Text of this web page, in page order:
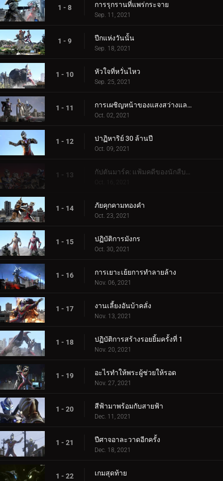
1 - 8 การรุกรานที่แพร่กระจาย
Sep. 11, 2021
1 - 9 ปีกแห่งวันนั้น
Sep. 18, 2021
1 - 10 หัวใจที่หวั่นไหว
Sep. 25, 2021
1 - 11 การเผชิญหน้าของแสงสว่างและความมืด
Oct. 02, 2021
1 - 12 ปาฏิหาริย์ 30 ล้านปี
Oct. 09, 2021
1 - 13
Oct. 16, 2021
1 - 14 ภัยคุกคามทองคำ
Oct. 23, 2021
1 - 15 ปฏิบัติการมังกร
Oct. 30, 2021
1 - 16 การเยาะเย้ยการทำลายล้าง
Nov. 06, 2021
1 - 17 งานเลี้ยงอันบ้าคลั่ง
Nov. 13, 2021
1 - 18 ปฏิบัติการสร้างรอยยิ้มครั้งที่ 1
Nov. 20, 2021
1 - 19 อะไรทำให้พระผู้ช่วยให้รอด
Nov. 27, 2021
1 - 20 สีฟ้ามาพร้อมกับสายฟ้า
Dec. 11, 2021
1 - 21 ปีศาจอาละวาดอีกครั้ง
Dec. 18, 2021
1 - 22 เกมสุดท้าย